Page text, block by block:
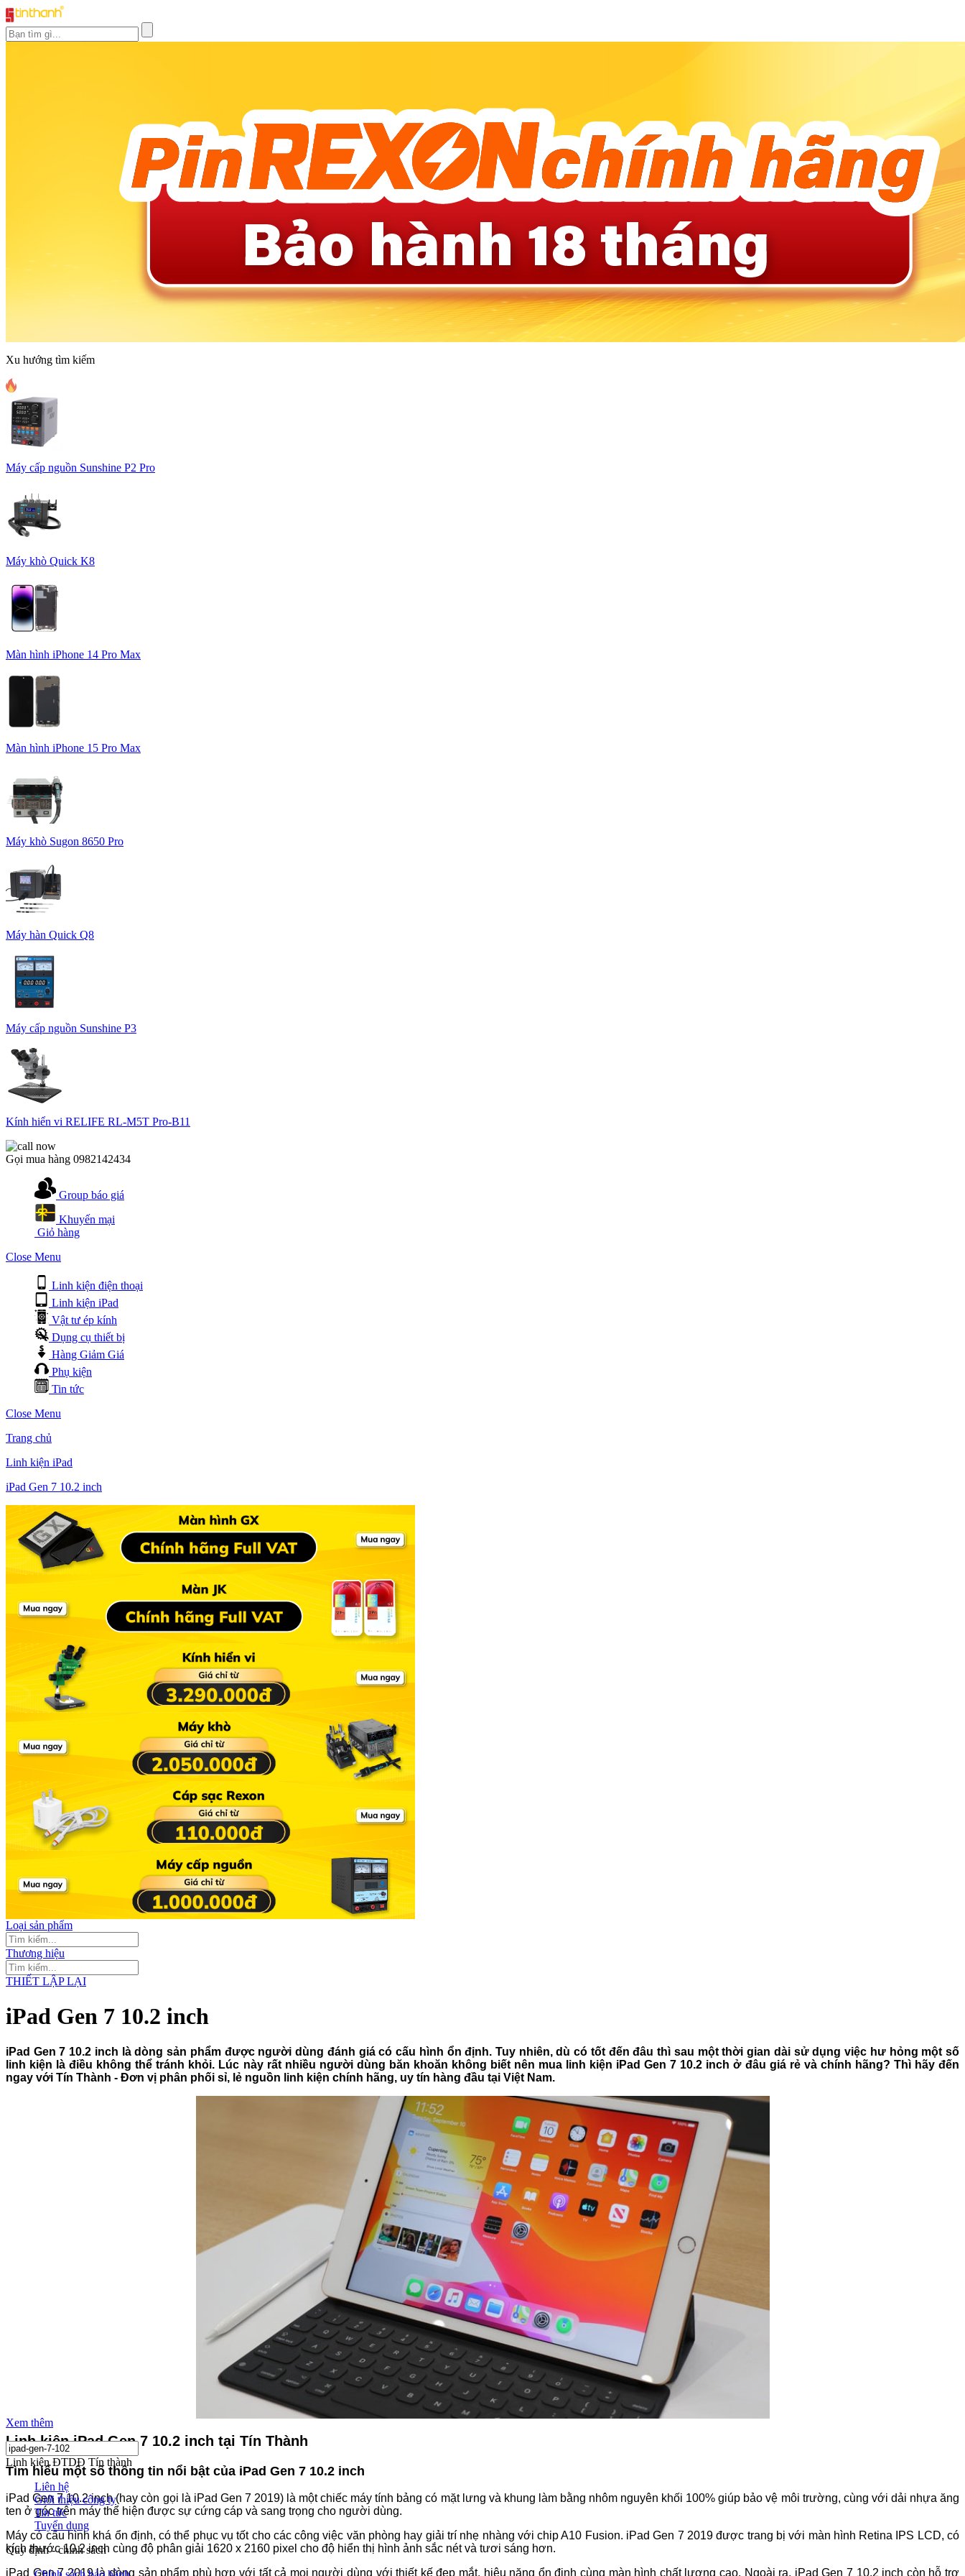
Xu hướng tìm kiếm
Máy cấp nguồn Sunshine P2 Pro
Máy khò Quick K8
Màn hình iPhone 14 Pro Max
Màn hình iPhone 15 Pro Max
Máy khò Sugon 8650 Pro
Máy hàn Quick Q8
Máy cấp nguồn Sunshine P3
Kính hiển vi RELIFE RL-M5T Pro-B11
Gọi mua hàng 0982142434
Group báo giá
Khuyến mại
Giỏ hàng
Close Menu
Linh kiện điện thoại
Linh kiện iPad
Vật tư ép kính
Dụng cụ thiết bị
Hàng Giảm Giá
Phụ kiện
Tin tức
Close Menu
Trang chủ
Linh kiện iPad
iPad Gen 7 10.2 inch
Loại sản phẩm
Thương hiệu
THIẾT LẬP LẠI
iPad Gen 7 10.2 inch
iPad Gen 7 10.2 inch là dòng sản phẩm được người dùng đánh giá có cấu hình ổn định. Tuy nhiên, dù có tốt đến đâu thì sau một thời gian dài sử dụng việc hư hỏng một số
linh kiện là điều không thể tránh khỏi. Lúc này rất nhiều người dùng băn khoăn không biết nên mua linh kiện iPad Gen 7 10.2 inch ở đâu giá rẻ và chính hãng? Thì hãy đến
ngay với Tín Thành - Đơn vị phân phối sỉ, lẻ nguồn linh kiện chính hãng, uy tín hàng đầu tại Việt Nam.
Linh kiện iPad Gen 7 10.2 inch tại Tín Thành
Tìm hiểu một số thông tin nổi bật của iPad Gen 7 10.2 inch
iPad Gen 7 10.2 inch (hay còn gọi là iPad Gen 7 2019) là một chiếc máy tính bảng có mặt lưng và khung làm bằng nhôm nguyên khối 100% giúp bảo vệ môi trường, cùng với dải nhựa ăng
ten ở góc trên máy thể hiện được sự cứng cáp và sang trọng cho người dùng.
Máy có cấu hình khá ổn định, có thể phục vụ tốt cho các công việc văn phòng hay giải trí nhẹ nhàng với chip A10 Fusion. iPad Gen 7 2019 được trang bị với màn hình Retina IPS LCD, có
kích thước 10.2 inch cùng độ phân giải 1620 x 2160 pixel cho độ hiển thị hình ảnh sắc nét và tươi sáng hơn.
iPad Gen 7 2019 là dòng sản phẩm phù hợp với tất cả mọi người dùng với thiết kế đẹp mắt, hiệu năng ổn định cùng màn hình chất lượng cao. Ngoài ra, iPad Gen 7 10.2 inch còn hỗ trợ
Xem thêm
Linh kiện ĐTDĐ Tín thành
Liên hệ
Giới thiệu công ty
Tin tức
Tuyển dụng
Quy định - chính sách